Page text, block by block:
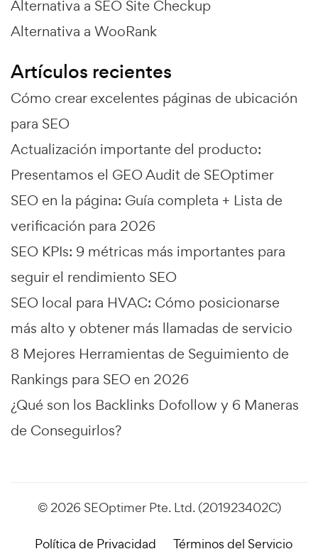
Alternativa a SEO Site Checkup
Alternativa a WooRank
Artículos recientes
Cómo crear excelentes páginas de ubicación
para SEO
Actualización importante del producto:
Presentamos el GEO Audit de SEOptimer
SEO en la página: Guía completa + Lista de
verificación para 2026
SEO KPIs: 9 métricas más importantes para
seguir el rendimiento SEO
SEO local para HVAC: Cómo posicionarse
más alto y obtener más llamadas de servicio
8 Mejores Herramientas de Seguimiento de
Rankings para SEO en 2026
¿Qué son los Backlinks Dofollow y 6 Maneras
de Conseguirlos?
© 2026 SEOptimer Pte. Ltd. (201923402C)
Política de Privacidad Términos del Servicio